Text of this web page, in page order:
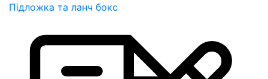
Підложка та ланч бокс